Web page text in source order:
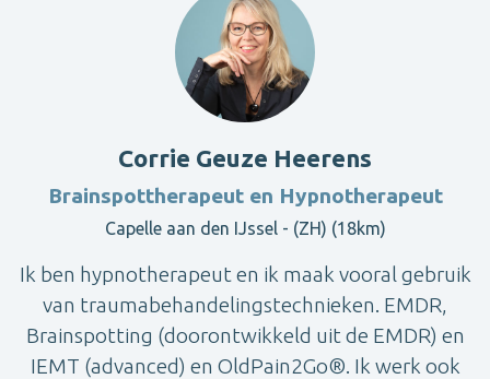
Corrie Geuze Heerens
Brainspottherapeut en Hypnotherapeut
Capelle aan den IJssel - (ZH) (18km)
Ik ben hypnotherapeut en ik maak vooral gebruik
van traumabehandelingstechnieken. EMDR,
Brainspotting (doorontwikkeld uit de EMDR) en
IEMT (advanced) en OldPain2Go®. Ik werk ook